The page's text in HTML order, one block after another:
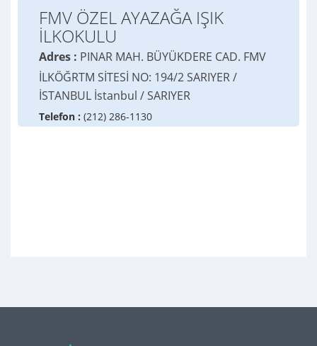
FMV ÖZEL AYAZAĞA IŞIK
İLKOKULU
Adres : PINAR MAH. BÜYÜKDERE CAD. FMV
İLKÖĞRTM SİTESİ NO: 194/2 SARIYER /
İSTANBUL İstanbul / SARIYER
Telefon : (212) 286-1130